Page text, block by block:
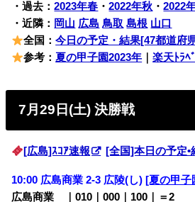
・過去：2023年春 ・2022年秋 ・2022
・近隣： 岡山 広島 鳥取 島根 山口
全国：今日の予定・結果[47都道府
参考：夏の甲子園2023年 ｜楽天ﾄﾗﾍ
7月29日(土) 決勝戦
[広島]ｽｺｱ速報 [全国]本日の予定•
10:00 広島商業 2-3 広陵(し)[夏の甲子
広島商業 ｜010｜000｜100｜＝2